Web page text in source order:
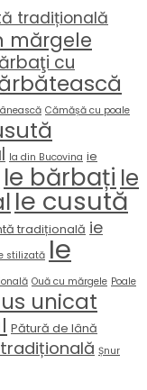
tradițională
mărgele
cu
Cămășă cu poale
Ia din Bucovina ie
Ie bărbați Ie
Ie cusută
tradițională ie
stilizată Ie
Ouă cu mărgele Poale
unicat
Pătură de lână
Șnur